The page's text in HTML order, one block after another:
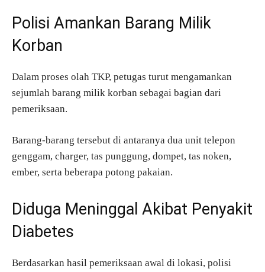
Polisi Amankan Barang Milik
Korban
Dalam proses olah TKP, petugas turut mengamankan
sejumlah barang milik korban sebagai bagian dari
pemeriksaan.
Barang-barang tersebut di antaranya dua unit telepon
genggam, charger, tas punggung, dompet, tas noken,
ember, serta beberapa potong pakaian.
Diduga Meninggal Akibat Penyakit
Diabetes
Berdasarkan hasil pemeriksaan awal di lokasi, polisi